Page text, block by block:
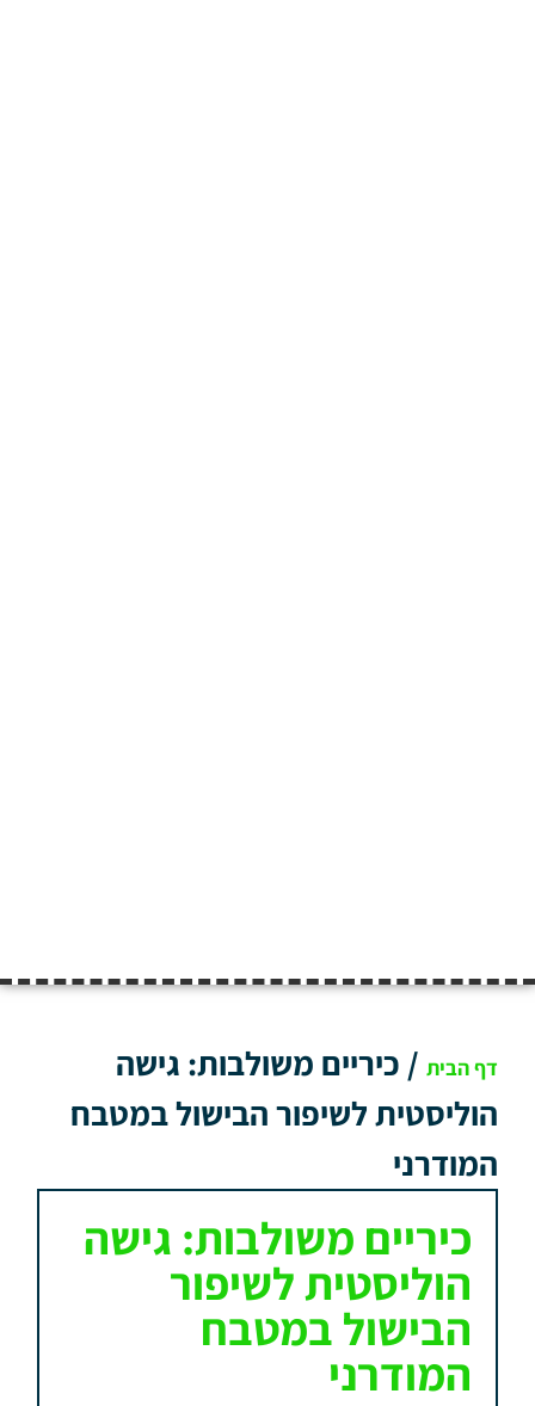
דף הבית / כיריים משולבות: גישה
הוליסטית לשיפור הבישול במטבח
המודרני
כיריים משולבות: גישה
הוליסטית לשיפור
הבישול במטבח
המודרני